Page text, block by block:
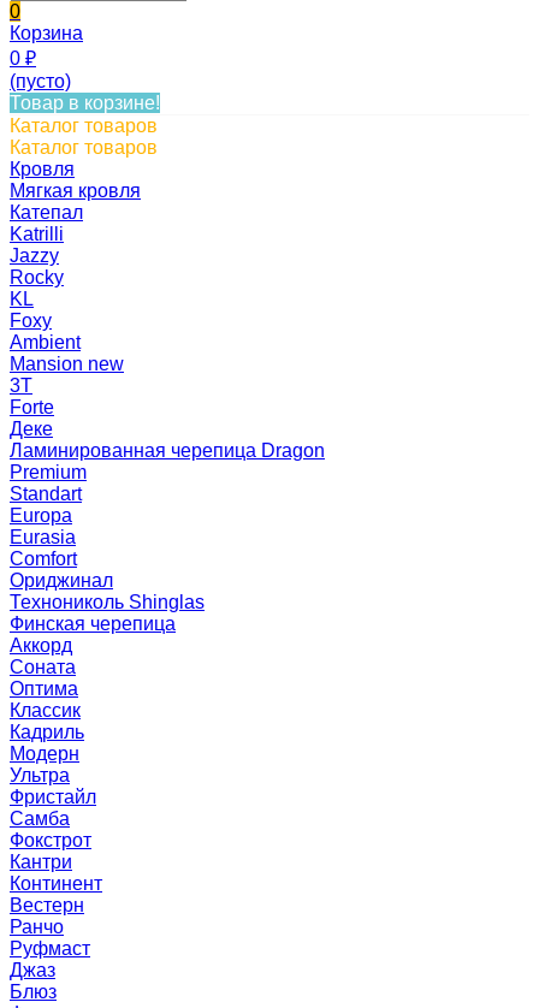
0
Корзина
0 ₽
(пусто)
Товар в корзине!
Каталог товаров
Каталог товаров
Кровля
Мягкая кровля
Катепал
Katrilli
Jazzy
Rocky
KL
Foxy
Ambient
Mansion new
3Т
Forte
Деке
Ламинированная черепица Dragon
Premium
Standart
Europa
Eurasia
Comfort
Ориджинал
Технониколь Shinglas
Финская черепица
Аккорд
Соната
Оптима
Классик
Кадриль
Модерн
Ультра
Фристайл
Самба
Фокстрот
Кантри
Континент
Вестерн
Ранчо
Руфмаст
Джаз
Блюз